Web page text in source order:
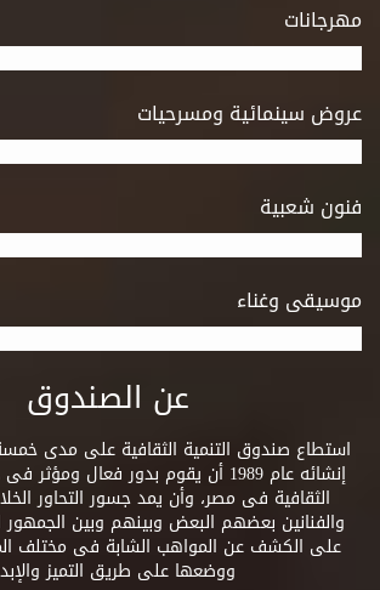
مهرجانات
عروض سينمائية ومسرحيات
فنون شعبية
موسيقى وغناء
عن الصندوق
استطاع صندوق التنمية الثقافية على مدى
إنشائه عام 1989 أن يقوم بدور فعال
الثقافية فى مصر، وأن يمد جسور التحاور
والفنانين بعضهم البعض وبينهم وبين
على الكشف عن المواهب الشابة فى مختلف
ووضعها على طريق التميز